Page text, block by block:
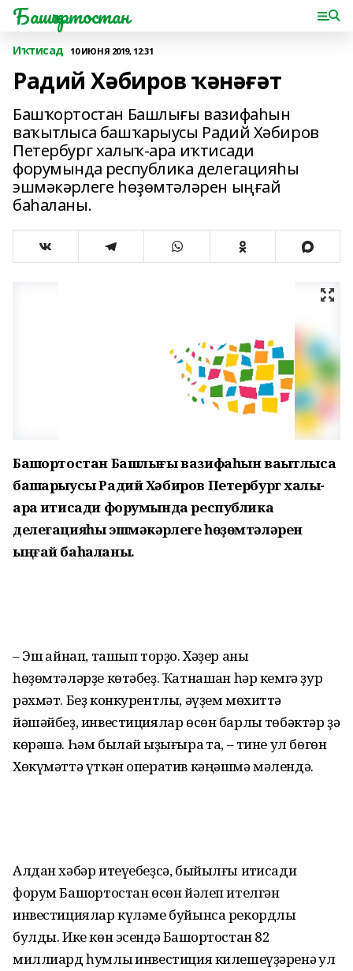
Башҡортостан
Иҡтисад 10 ИЮНЯ 2019, 12:31
Радий Хәбиров ҡәнәғәт
Башҡортостан Башлығы вазифаһын
ваҡытлыса башҡарыусы Радий Хәбиров
Петербург халыҡ-ара иҡтисади
форумында республика делегацияһы
эшмәкәрлеге һөҙөмтәләрен ыңғай
баһаланы.
Башҡортостан Башлығы вазифаһын ваҡытлыса
башҡарыусы Радий Хәбиров Петербург халыҡ-
ара иҡтисади форумында республика
делегацияһы эшмәкәрлеге һөҙөмтәләрен
ыңғай баһаланы.
– Эш ҡайнап, ташып торҙо. Хәҙер аныҡ
һөҙөмтәләрҙе көтәбеҙ. Ҡатнашҡан һәр кемгә ҙур
рәхмәт. Беҙ конкурентлы, әүҙем мөхиттә
йәшәйбеҙ, инвестициялар өсөн барлыҡ төбәктәр ҙә
көрәшә. Һәм былай ҡыҙығыраҡ та, – тине ул бөгөн
Хөкүмәттә үткән оператив кәңәшмә мәлендә.
Алдан хәбәр итеүебеҙсә, быйылғы иҡтисади
форум Башҡортостан өсөн йәлеп ителгән
инвестициялар күләме буйынса рекордлы
булды. Ике көн эсендә Башҡортостан 82
миллиард һумлыҡ инвестиция килешеүҙәренә ҡул